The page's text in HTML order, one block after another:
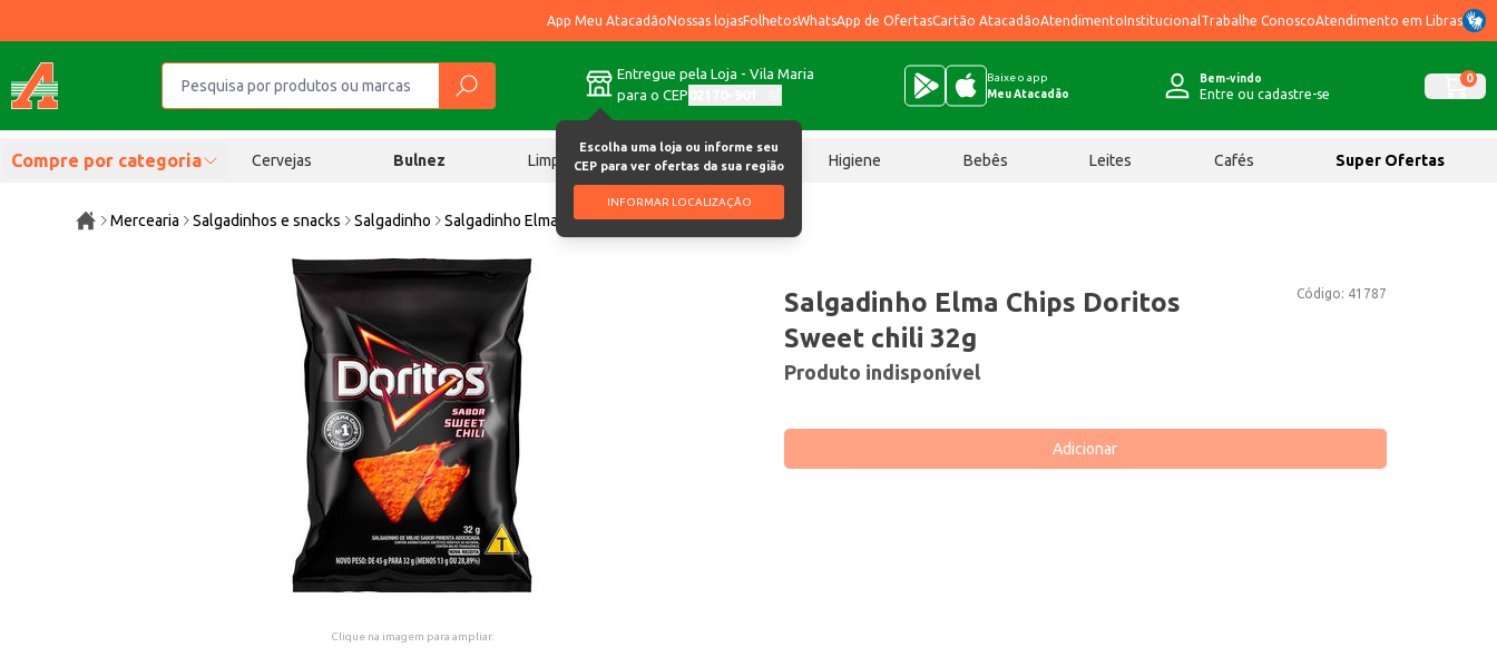
App Meu AtacadãoNossas lojasFolhetosWhatsApp de OfertasCartão AtacadãoAtendimentoInstitucional Trabalhe ConoscoAtendimento em Libras
Entregue pela Loja - Vila Maria
para o CEP
Escolha uma loja ou informe seu
CEP para ver ofertas da sua região
INFORMAR LOCALIZAÇÃO
Baixe o app
Meu Atacadão
Bem-vindo
Entre ou cadastre-se
0
Compre por categoria Cervejas Bulnez Limpeza Chocolates Higiene Bebês Leites Cafés Super Ofertas
Mercearia Salgadinhos e snacks Salgadinho Salgadinho Elma Chips Doritos Sweet chili 32g
Clique na imagem para ampliar.
Código: 41787
Salgadinho Elma Chips Doritos
Sweet chili 32g
Produto indisponível
Adicionar